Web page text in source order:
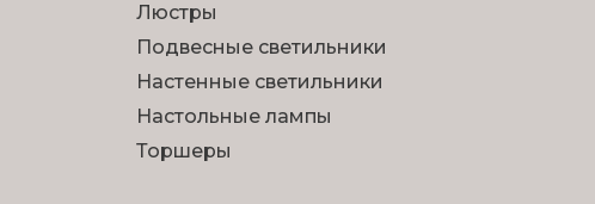
Люстры
Подвесные светильники
Настенные светильники
Настольные лампы
Торшеры